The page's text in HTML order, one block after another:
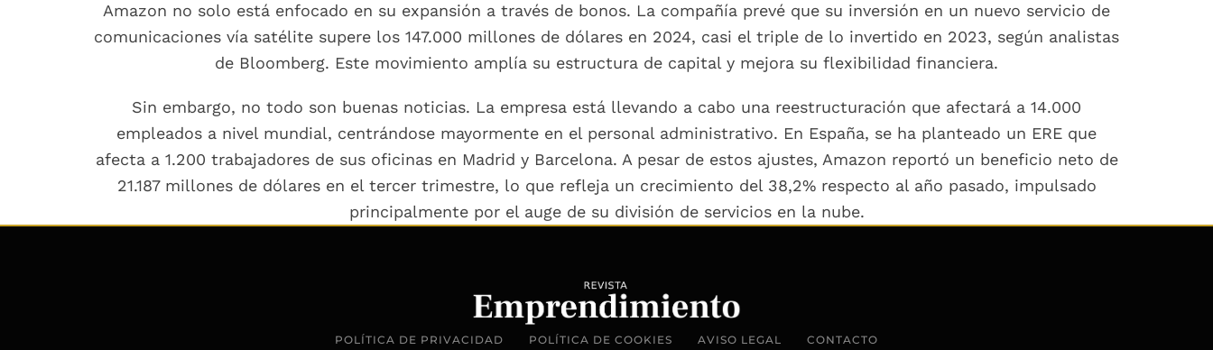
Amazon no solo está enfocado en su expansión a través de bonos. La compañía prevé que su inversión en un nuevo servicio de
comunicaciones vía satélite supere los 147.000 millones de dólares en 2024, casi el triple de lo invertido en 2023, según analistas
de Bloomberg. Este movimiento amplía su estructura de capital y mejora su flexibilidad financiera.
Sin embargo, no todo son buenas noticias. La empresa está llevando a cabo una reestructuración que afectará a 14.000
empleados a nivel mundial, centrándose mayormente en el personal administrativo. En España, se ha planteado un ERE que
afecta a 1.200 trabajadores de sus oficinas en Madrid y Barcelona. A pesar de estos ajustes, Amazon reportó un beneficio neto de
21.187 millones de dólares en el tercer trimestre, lo que refleja un crecimiento del 38,2% respecto al año pasado, impulsado
principalmente por el auge de su división de servicios en la nube.
POLÍTICA DE PRIVACIDAD POLÍTICA DE COOKIES AVISO LEGAL CONTACTO